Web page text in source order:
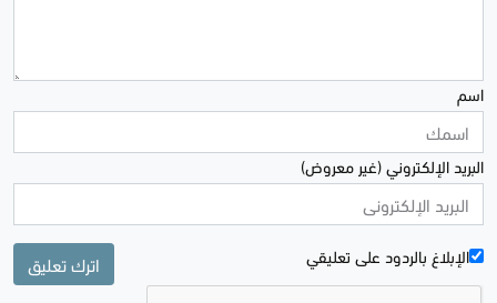
اسم
البريد الإلكتروني (غير معروض)
الإبلاغ بالردود علی تعليقي اترك تعليق